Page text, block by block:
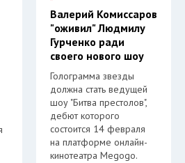
Валерий Комиссаров
"оживил" Людмилу
Гурченко ради
своего нового шоу
Голограмма звезды
должна стать ведущей
шоу "Битва престолов",
дебют которого
состоится 14 февраля
на платформе онлайн-
кинотеатра Megogo.